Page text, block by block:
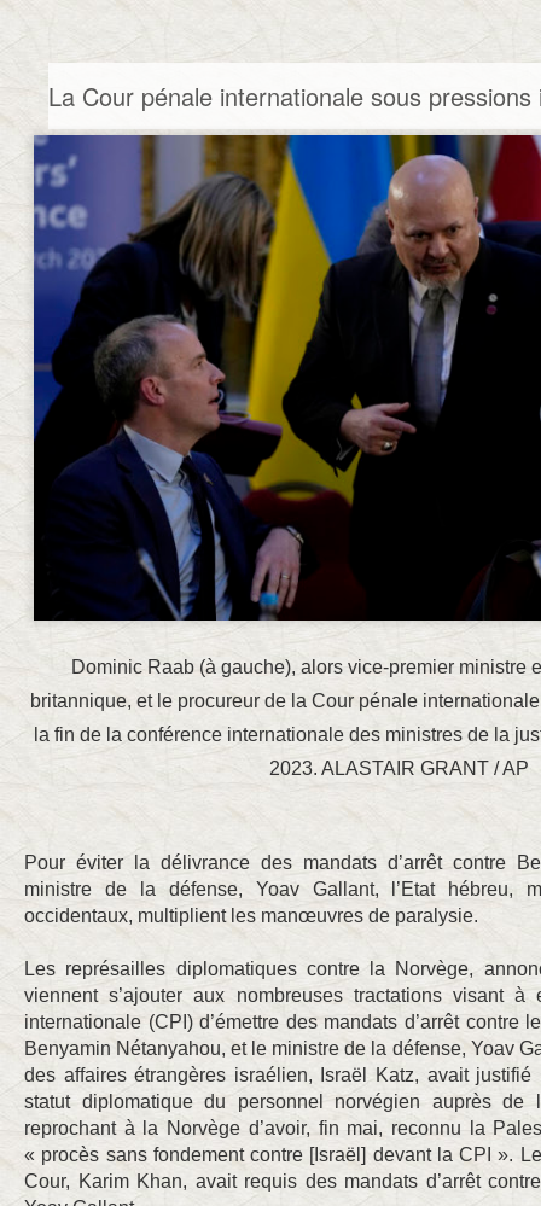
La Cour pénale internationale sous
Dominic Raab (à gauche), alors vice-premier ministre
britannique, et le procureur de la Cour pénale
la fin de la conférence internationale des ministres de la
2023. ALASTAIR GRANT / AP
Pour éviter la délivrance des mandats d’arrêt contre
ministre de la défense, Yoav Gallant, l’Etat hébreu,
occidentaux, multiplient les manœuvres de paralysie.
Les représailles diplomatiques contre la Norvège,
viennent s’ajouter aux nombreuses tractations visant
internationale (CPI) d’émettre des mandats d’arrêt contre
Benyamin Nétanyahou, et le ministre de la défense, Yoav
des affaires étrangères israélien, Israël Katz, avait
statut diplomatique du personnel norvégien auprès de
reprochant à la Norvège d’avoir, fin mai, reconnu la
« procès sans fondement contre [Israël] devant la CPI ».
Cour, Karim Khan, avait requis des mandats d’arrêt